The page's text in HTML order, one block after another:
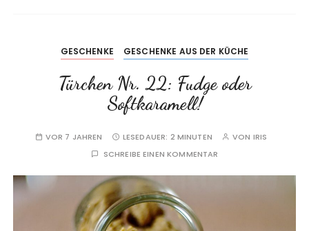
GESCHENKE GESCHENKE AUS DER KÜCHE
Türchen Nr. 22: Fudge oder
Softkaramell!
VOR 7 JAHREN LESEDAUER: 2 MINUTEN VON IRIS
SCHREIBE EINEN KOMMENTAR